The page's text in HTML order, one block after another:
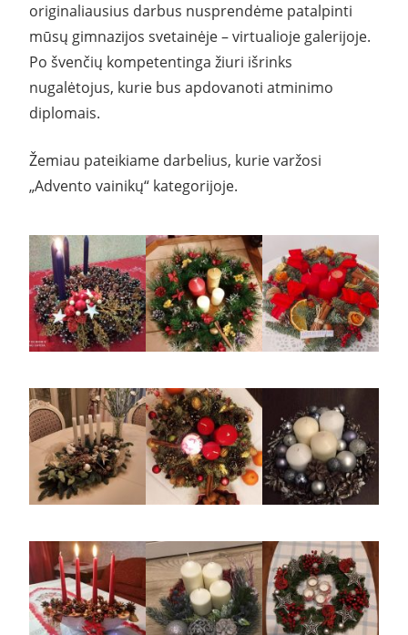
originaliausius darbus nusprendėme patalpinti
mūsų gimnazijos svetainėje – virtualioje galerijoje.
Po švenčių kompetentinga žiuri išrinks
nugalėtojus, kurie bus apdovanoti atminimo
diplomais.
Žemiau pateikiame darbelius, kurie varžosi
„Advento vainikų“ kategorijoje.